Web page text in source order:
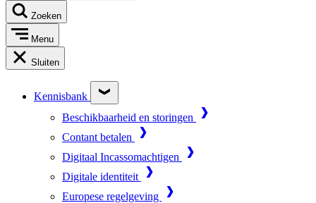
Zoeken
Menu
Sluiten
Kennisbank
Beschikbaarheid en storingen
Contant betalen
Digitaal Incassomachtigen
Digitale identiteit
Europese regelgeving